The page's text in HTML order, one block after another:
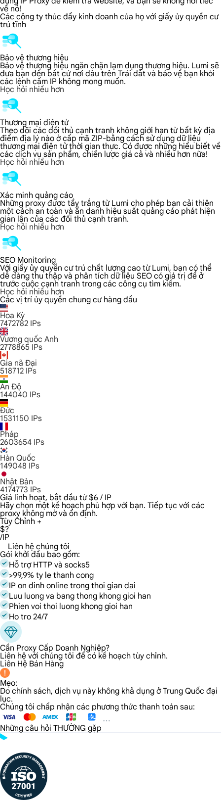
về nó!
Các công ty thúc đẩy kinh doanh của họ với giấy ủy quyền cư
trú tĩnh
Bảo vệ thương hiệu
Bảo vệ thương hiệu ngăn chặn lạm dụng thương hiệu. Lumi sẽ
đưa bạn đến bất cứ nơi đâu trên Trái đất và bảo vệ bạn khỏi
các lệnh cấm IP không mong muốn.
Học hỏi nhiều hơn
Thương mại điện tử
Theo dõi các đối thủ cạnh tranh không giới hạn từ bất kỳ địa
điểm địa lý nào ở cấp mã ZIP-bằng cách sử dụng dữ liệu
thương mại điện tử thời gian thực. Có được những hiểu biết về
các dịch vụ sản phẩm, chiến lược giá cả và nhiều hơn nữa!
Học hỏi nhiều hơn
Xác minh quảng cáo
Những proxy được tẩy trắng từ Lumi cho phép bạn cải thiện
một cách an toàn và ẩn danh hiệu suất quảng cáo phát hiện
gian lận của các đối thủ cạnh tranh.
Học hỏi nhiều hơn
SEO Monitoring
Với giấy ủy quyền cư trú chất lượng cao từ Lumi, bạn có thể
dễ dàng thu thập và phân tích dữ liệu SEO có giá trị để ở
trước cuộc cạnh tranh trong các công cụ tìm kiếm.
Học hỏi nhiều hơn
Các vị trí ủy quyền chung cư hàng đầu
Hoa Kỳ
7472782 IPs
Vương quốc Anh
2778865 IPs
Gia nã Đại
518712 IPs
Ấn Độ
144040 IPs
Đức
1531150 IPs
Pháp
2603654 IPs
Hàn Quốc
149048 IPs
Nhật Bản
4174773 IPs
Giá linh hoạt, bắt đầu từ $6 / IP
Hãy chọn một kế hoạch phù hợp với bạn. Tiếp tục với các
proxy không mở và ổn định.
Tùy Chỉnh +
$?
/IP
Liên hệ chúng tôi
Gói khởi đầu bao gồm:
Hỗ trợ HTTP và socks5
>99,9% ty le thanh cong
IP on dinh online trong thoi gian dai
Luu luong va bang thong khong gioi han
Phien voi thoi luong khong gioi han
Ho tro 24/7
Cần Proxy Cấp Doanh Nghiệp?
Liên hệ với chúng tôi để có kế hoạch tùy chỉnh.
Liên Hệ Bán Hàng
Mẹo:
Do chính sách, dịch vụ này không khả dụng ở Trung Quốc đại
lục.
Chúng tôi chấp nhận các phương thức thanh toán sau:
Những câu hỏi THƯỜNG gặp